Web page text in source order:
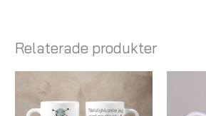
Relaterade produkter